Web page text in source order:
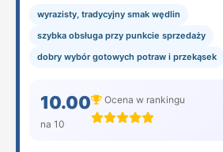
wyrazisty, tradycyjny smak wędlin
szybka obsługa przy punkcie sprzedaży
dobry wybór gotowych potraw i przekąsek
10.00
na 10
Ocena w rankingu